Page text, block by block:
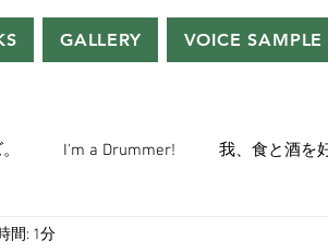
GALLERY VOICE SAMPLE
I'm a Drummer! 我、食と酒を
ネタ。
間: 1分